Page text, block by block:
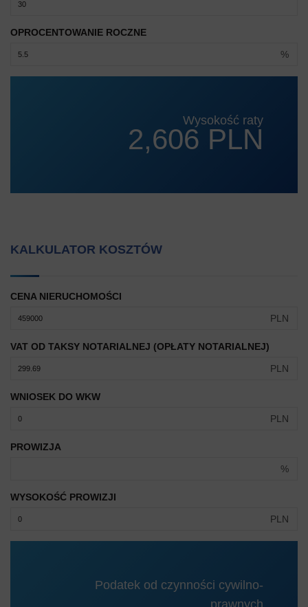
OPROCENTOWANIE ROCZNE
%
Wysokość raty
2,606 PLN
KALKULATOR KOSZTÓW
CENA NIERUCHOMOŚCI
PLN
VAT OD TAKSY NOTARIALNEJ (OPŁATY NOTARIALNEJ)
PLN
WNIOSEK DO WKW
PLN
PROWIZJA
%
WYSOKOŚĆ PROWIZJI
PLN
Podatek od czynności cywilno-
prawnych